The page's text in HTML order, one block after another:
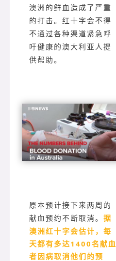
澳洲的鲜血造成了严重
的打击。红十字会不得
不通过各种渠道紧急呼
吁健康的澳大利亚人提
供帮助。
原本预计接下来两周的
献血预约不断取消。 据
澳洲红十字会估计，每
天都有多达1400名献血
者因病取消他们的预